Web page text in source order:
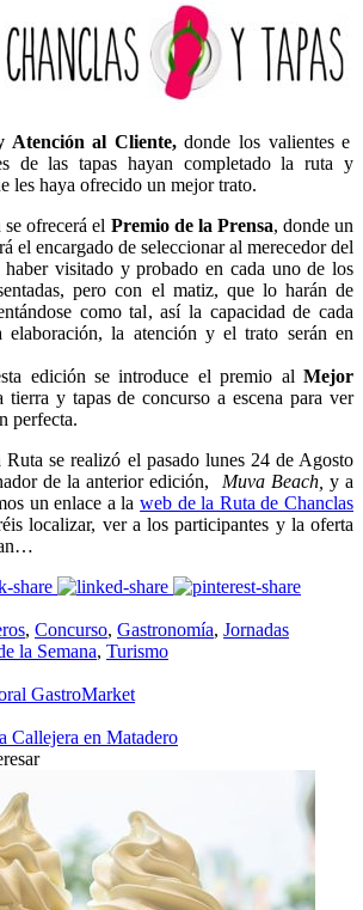
Atención al Cliente,donde los valientes e
de las tapas hayan completado la ruta y
les haya ofrecido un mejor trato.
ofrecerá el Premio de la Prensa, donde un
el encargado de seleccionar al merecedor del
haber visitado y probado en cada uno de los
pero con el matiz, que lo harán de
como tal, así la capacidad de cada
elaboración, la atención y el trato serán en
edición se introduce el premio al Mejor
y tapas de concurso a escena para ver
perfecta.
se realizó el pasado lunes 24 de Agosto
de la anterior edición,
Muva Beach, y a
un enlace a laweb de la Ruta de Chanclas
localizar, ver a los participantes y la oferta
, Concurso, Gastronomía, Jornadas
la Semana, Turismo
GastroMarket
Callejera en Matadero